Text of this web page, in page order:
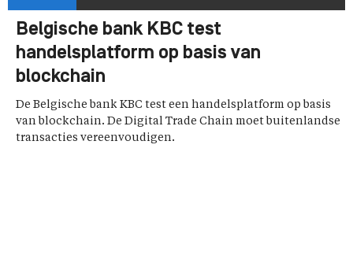
Belgische bank KBC test
handelsplatform op basis van
blockchain
De Belgische bank KBC test een handelsplatform op basis
van blockchain. De Digital Trade Chain moet buitenlandse
transacties vereenvoudigen.